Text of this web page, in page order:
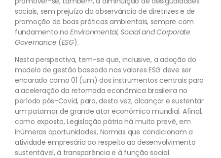
sociais, sem prejuízo da observância de diretrizes e de
promoção de boas práticas ambientais, sempre com
fundamento noEnvironmental, Social and Corporate
Governance (ESG).
Nesta perspectiva, tem-se que, inclusive, a adoção do
modelo de gestão baseado nos valores ESG deve ser
encarado como 01 (um) dos instrumentos centrais para
a aceleração da retomada econômica brasileira no
período pós-Covid, para, desta vez, alcançar e sustentar
um patamar de grande ator econômico mundial. Afinal,
como exposto, Legislação pátria há muito prevê, em
inúmeras oportunidades, Normas que condicionam a
atividade empresária ao respeito ao desenvolvimento
sustentável, à transparência e à função social.